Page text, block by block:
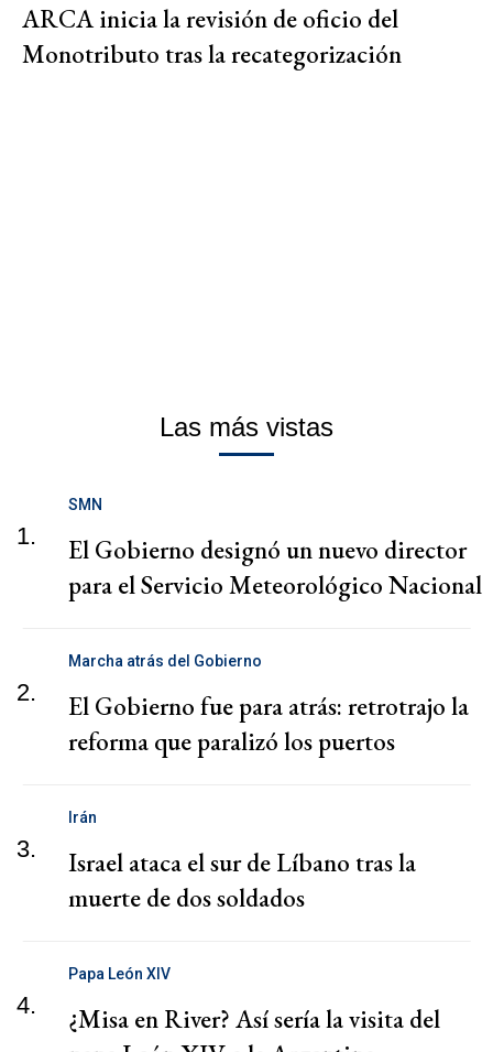
ARCA inicia la revisión de oficio del
Monotributo tras la recategorización
Las más vistas
1.
SMN
El Gobierno designó un nuevo director
para el Servicio Meteorológico Nacional
2.
Marcha atrás del Gobierno
El Gobierno fue para atrás: retrotrajo la
reforma que paralizó los puertos
3.
Irán
Israel ataca el sur de Líbano tras la
muerte de dos soldados
4.
Papa León XIV
¿Misa en River? Así sería la visita del